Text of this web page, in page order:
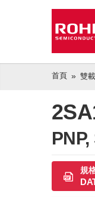
首頁 雙
規